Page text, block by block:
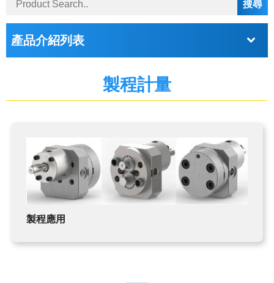
RF產品和模塊
電壓/過熱保護器件
壓電元件
鐵氧體磁鐵
導軌電源
DC-DC電源
DC-DC雙向轉換器
周邊配件
系統泵
快速換色系統
PEEK FILMS
詢價系統
聯絡我們
產品介紹列表
FMI PUMPS
FOT PUMPS
MVV GEAR PUMPS
製程計量
製程應用